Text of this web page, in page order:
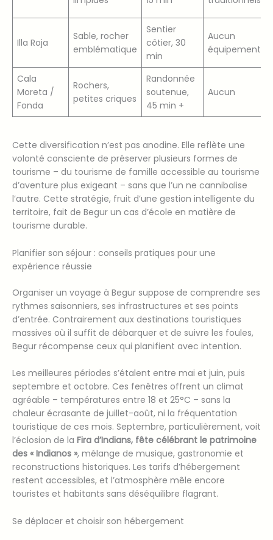
Illa Roja
Sable, rocher
emblématique
Sentier
côtier, 30
min
Aucun
équipement
Cala
Moreta /
Fonda
Rochers,
petites criques
Randonnée
soutenue,
45 min +
Aucun
Cette diversification n’est pas anodine. Elle reflète une
volonté consciente de préserver plusieurs formes de
tourisme – du tourisme de famille accessible au tourisme
d’aventure plus exigeant – sans que l’un ne cannibalise
l’autre. Cette stratégie, fruit d’une gestion intelligente du
territoire, fait de Begur un cas d’école en matière de
tourisme durable.
Planifier son séjour : conseils pratiques pour une
expérience réussie
Organiser un voyage à Begur suppose de comprendre ses
rythmes saisonniers, ses infrastructures et ses points
d’entrée. Contrairement aux destinations touristiques
massives où il suffit de débarquer et de suivre les foules,
Begur récompense ceux qui planifient avec intention.
Les meilleures périodes s’étalent entre mai et juin, puis
septembre et octobre. Ces fenêtres offrent un climat
agréable – températures entre 18 et 25°C – sans la
chaleur écrasante de juillet-août, ni la fréquentation
touristique de ces mois. Septembre, particulièrement, voit
l’éclosion de la Fira d’Indians, fête célébrant le patrimoine
des « Indianos », mélange de musique, gastronomie et
reconstructions historiques. Les tarifs d’hébergement
restent accessibles, et l’atmosphère mêle encore
touristes et habitants sans déséquilibre flagrant.
Se déplacer et choisir son hébergement